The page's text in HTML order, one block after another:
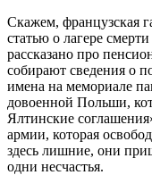
Скажем, французская
статью о лагере
рассказано про
собирают сведения о
имена на мемориале
довоенной Польши,
Ялтинские
армии, которая
здесь лишние, они
одни несчастья.